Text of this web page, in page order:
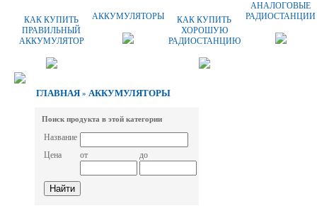
КАК КУПИТЬ
ПРАВИЛЬНЫЙ
АККУМУЛЯТОР
АККУМУЛЯТОРЫ
КАК КУПИТЬ
ХОРОШУЮ
РАДИОСТАНЦИЮ
АНАЛОГОВЫЕ
РАДИОСТАНЦИИ
ГЛАВНАЯ » АККУМУЛЯТОРЫ
Поиск продукта в этой категории
Название
Цена
от до